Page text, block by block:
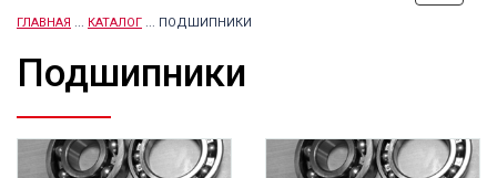
ГЛАВНАЯ КАТАЛОГ ... ПОДШИПНИКИ
Подшипники